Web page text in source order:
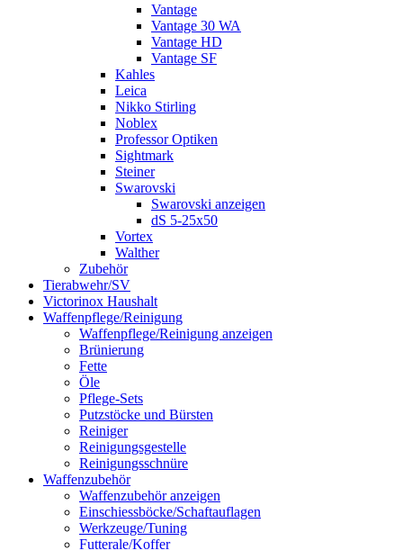
Vantage
Vantage 30 WA
Vantage HD
Vantage SF
Kahles
Leica
Nikko Stirling
Noblex
Professor Optiken
Sightmark
Steiner
Swarovski
Swarovski anzeigen
dS 5-25x50
Vortex
Walther
Zubehör
Tierabwehr/SV
Victorinox Haushalt
Waffenpflege/Reinigung
Waffenpflege/Reinigung anzeigen
Brünierung
Fette
Öle
Pflege-Sets
Putzstöcke und Bürsten
Reiniger
Reinigungsgestelle
Reinigungsschnüre
Waffenzubehör
Waffenzubehör anzeigen
Einschiessböcke/Schaftauflagen
Werkzeuge/Tuning
Futterale/Koffer